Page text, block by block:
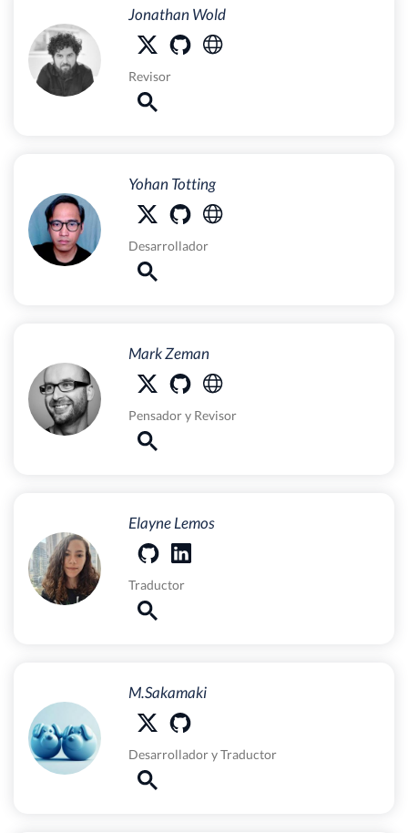
Jonathan Wold
Revisor
Yohan Totting
Desarrollador
Mark Zeman
Pensadory Revisor
Elayne Lemos
Traductor
M.Sakamaki
DesarrolladoryTraductor